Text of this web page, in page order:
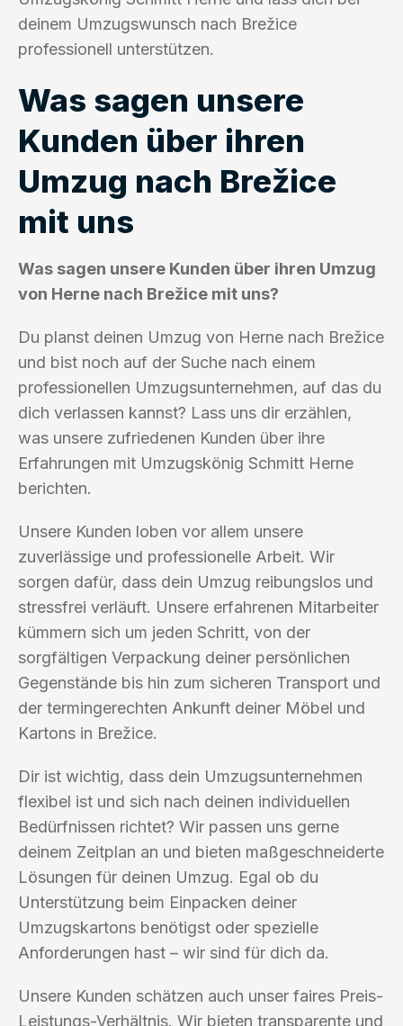
deinem Umzugswunsch nach Brežice
professionell unterstützen.
Was sagen unsere
Kunden über ihren
Umzug nach Brežice
mit uns
Was sagen unsere Kunden über ihren Umzug
von Herne nach Brežice mit uns?
Du planst deinen Umzug von Herne nach Brežice
und bist noch auf der Suche nach einem
professionellen Umzugsunternehmen, auf das du
dich verlassen kannst? Lass uns dir erzählen,
was unsere zufriedenen Kunden über ihre
Erfahrungen mit Umzugskönig Schmitt Herne
berichten.
Unsere Kunden loben vor allem unsere
zuverlässige und professionelle Arbeit. Wir
sorgen dafür, dass dein Umzug reibungslos und
stressfrei verläuft. Unsere erfahrenen Mitarbeiter
kümmern sich um jeden Schritt, von der
sorgfältigen Verpackung deiner persönlichen
Gegenstände bis hin zum sicheren Transport und
der termingerechten Ankunft deiner Möbel und
Kartons in Brežice.
Dir ist wichtig, dass dein Umzugsunternehmen
flexibel ist und sich nach deinen individuellen
Bedürfnissen richtet? Wir passen uns gerne
deinem Zeitplan an und bieten maßgeschneiderte
Lösungen für deinen Umzug. Egal ob du
Unterstützung beim Einpacken deiner
Umzugskartons benötigst oder spezielle
Anforderungen hast – wir sind für dich da.
Unsere Kunden schätzen auch unser faires Preis-
Leistungs-Verhältnis. Wir bieten transparente und